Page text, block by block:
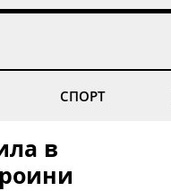
СПОРТ
в